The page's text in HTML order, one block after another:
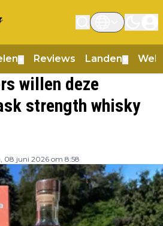
Reviews Landen
willen deze
strength whisky
08 juni 2026 om 8:58